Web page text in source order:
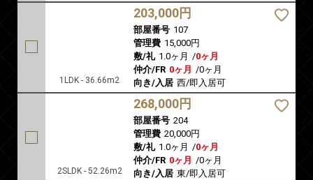
1LDK - 36.66m2
203,000円
部屋番号 107
管理費 15,000円
敷/礼 1.0ヶ月 /0ヶ月
仲介/FR 0ヶ月 /0ヶ月
向き/入居 西/即入居可
2SLDK - 52.26m2
268,000円
部屋番号 204
管理費 20,000円
敷/礼 1.0ヶ月 /0ヶ月
仲介/FR 0ヶ月 /0ヶ月
向き/入居 東/即入居可